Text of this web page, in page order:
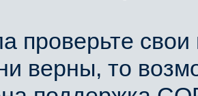
проверьте
верны, то